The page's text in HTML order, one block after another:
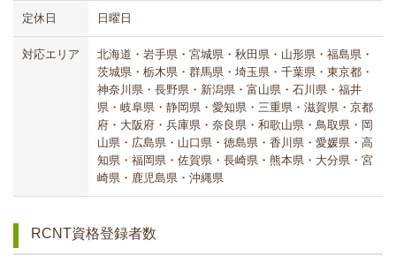
定休日 日曜日
対応エリア
北海道・岩手県・宮城県・秋田県・山形県・福島県・
茨城県・栃木県・群馬県・埼玉県・千葉県・東京都・
神奈川県・長野県・新潟県・富山県・石川県・福井
県・岐阜県・静岡県・愛知県・三重県・滋賀県・京都
府・大阪府・兵庫県・奈良県・和歌山県・鳥取県・岡
山県・広島県・山口県・徳島県・香川県・愛媛県・高
知県・福岡県・佐賀県・長崎県・熊本県・大分県・宮
崎県・鹿児島県・沖縄県
RCNT資格登録者数